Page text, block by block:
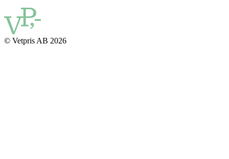
© Vetpris AB 2026